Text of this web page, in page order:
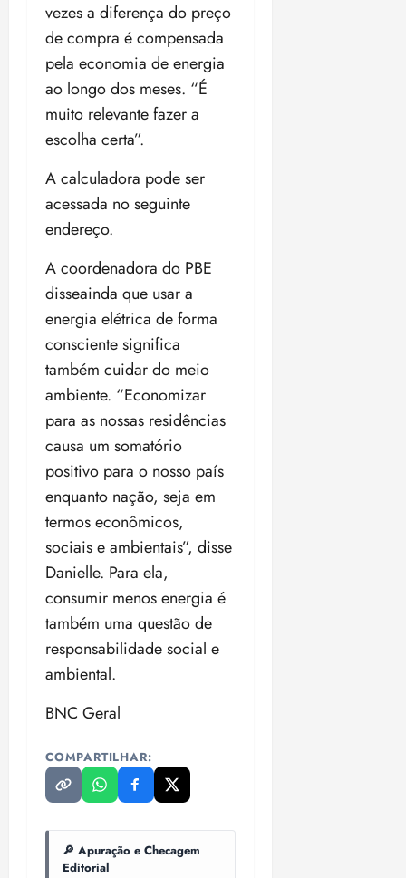
vezes a diferença do preço
de compra é compensada
pela economia de energia
ao longo dos meses. “É
muito relevante fazer a
escolha certa”.
A calculadora pode ser
acessada no seguinte
endereço.
A coordenadora do PBE
disseainda que usar a
energia elétrica de forma
consciente significa
também cuidar do meio
ambiente. “Economizar
para as nossas residências
causa um somatório
positivo para o nosso país
enquanto nação, seja em
termos econômicos,
sociais e ambientais”, disse
Danielle. Para ela,
consumir menos energia é
também uma questão de
responsabilidade social e
ambiental.
BNC Geral
COMPARTILHAR:
🔎 Apuração e Checagem
Editorial